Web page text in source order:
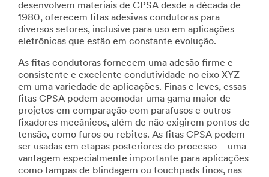
desenvolvem materiais de CPSA desde a década de
1980, oferecem fitas adesivas condutoras para
diversos setores, inclusive para uso em aplicações
eletrônicas que estão em constante evolução.
As fitas condutoras fornecem uma adesão firme e
consistente e excelente condutividade no eixo XYZ
em uma variedade de aplicações. Finas e leves, essas
fitas CPSA podem acomodar uma gama maior de
projetos em comparação com parafusos e outros
fixadores mecânicos, além de não exigirem pontos de
tensão, como furos ou rebites. As fitas CPSA podem
ser usadas em etapas posteriores do processo – uma
vantagem especialmente importante para aplicações
como tampas de blindagem ou touchpads finos, nas